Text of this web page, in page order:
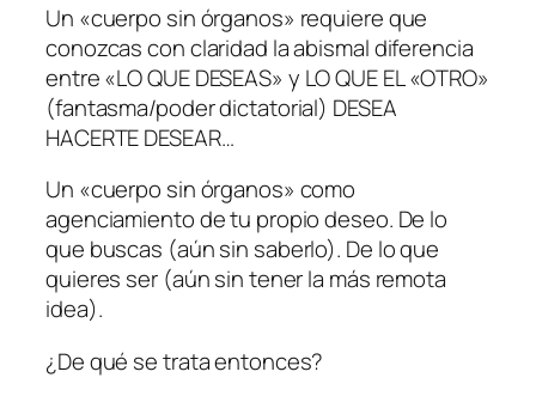
Un «cuerpo sin órganos» requiere que
conozcas con claridad la abismal diferencia
entre «LO QUE DESEAS» y LO QUE EL «OTRO»
(fantasma/poder dictatorial) DESEA
HACERTE DESEAR…
Un «cuerpo sin órganos» como
agenciamiento de tu propio deseo. De lo
que buscas (aún sin saberlo). De lo que
quieres ser (aún sin tener la más remota
idea).
¿De qué se trata entonces?